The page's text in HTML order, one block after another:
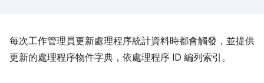
每次工作管理員更新處理程序統計資料時都會觸發，並提供
更新的處理程序物件字典，依處理程序 ID 編列索引。